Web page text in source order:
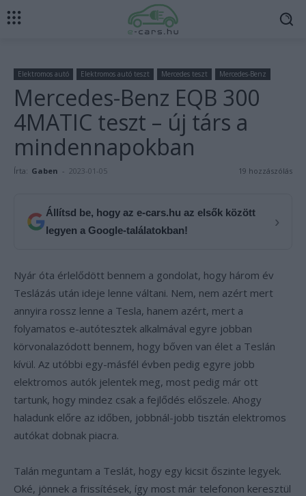
Elektromos autó Elektromos autó teszt Mercedes teszt Mercedes-Benz
Mercedes-Benz EQB 300
4MATIC teszt – új társ a
mindennapokban
Írta: Gaben - 2023-01-05 19 hozzászólás
Állítsd be, hogy az e-cars.hu az elsők között
legyen a Google-találatokban!
›
Nyár óta érlelődött bennem a gondolat, hogy három év
Teslázás után ideje lenne váltani. Nem, nem azért mert
annyira rossz lenne a Tesla, hanem azért, mert a
folyamatos e-autótesztek alkalmával egyre jobban
körvonalazódott bennem, hogy bőven van élet a Teslán
kívül. Az utóbbi egy-másfél évben pedig egyre jobb
elektromos autók jelentek meg, most pedig már ott
tartunk, hogy mindez csak a fejlődés előszele. Ahogy
haladunk előre az időben, jobbnál-jobb tisztán elektromos
autókat dobnak piacra.
Talán meguntam a Teslát, hogy egy kicsit őszinte legyek.
Oké, jönnek a frissítések, így most már telefonon keresztül